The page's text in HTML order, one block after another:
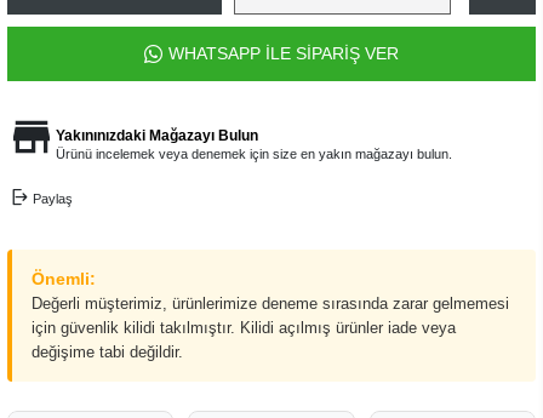
WHATSAPP İLE SİPARİŞ VER
Yakınınızdaki Mağazayı Bulun
Ürünü incelemek veya denemek için size en yakın mağazayı bulun.
Paylaş
Önemli:
Değerli müşterimiz, ürünlerimize deneme sırasında zarar gelmemesi
için güvenlik kilidi takılmıştır. Kilidi açılmış ürünler iade veya
değişime tabi değildir.